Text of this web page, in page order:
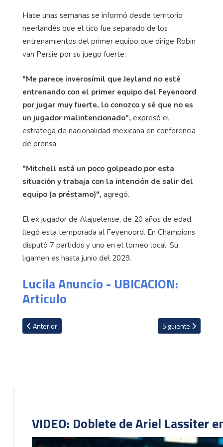
Hace unas semanas se informó desde territorio
neerlandés que el tico fue separado de los
entrenamientos del primer equipo que dirige Robin
van Persie por su juego fuerte.
"Me parece inverosímil que Jeyland no esté
entrenando con el primer equipo del Feyenoord
por jugar muy fuerte, lo conozco y sé que no es
un jugador malintencionado", expresó el
estratega de nacionalidad mexicana en conferencia
de prensa.
"Mitchell está un poco golpeado por esta
situación y trabaja con la intención de salir del
equipo (a préstamo)", agregó.
El ex jugador de Alajuelense, de 20 años de edad,
llegó esta temporada al Feyenoord. En Champions
disputó 7 partidos y uno en el torneo local. Su
ligamen es hasta junio del 2029.
Lucila Anuncio - UBICACION:
Articulo
Artículo anterior: Acción de los Legionarios
Anterior Artículo siguiente:
Siguiente
VIDEO: Doblete de Ariel Lassiter